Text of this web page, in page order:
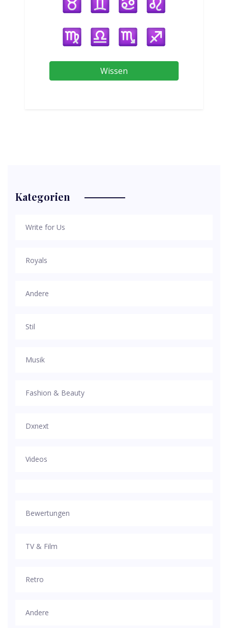
Wissen
Kategorien
Write for Us
Royals
Andere
Stil
Musik
Fashion & Beauty
Dxnext
Videos
Bewertungen
TV & Film
Retro
Andere